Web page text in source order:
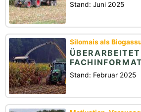
Stand: Juni 2025
Silomais als
Stand: Februar 2025